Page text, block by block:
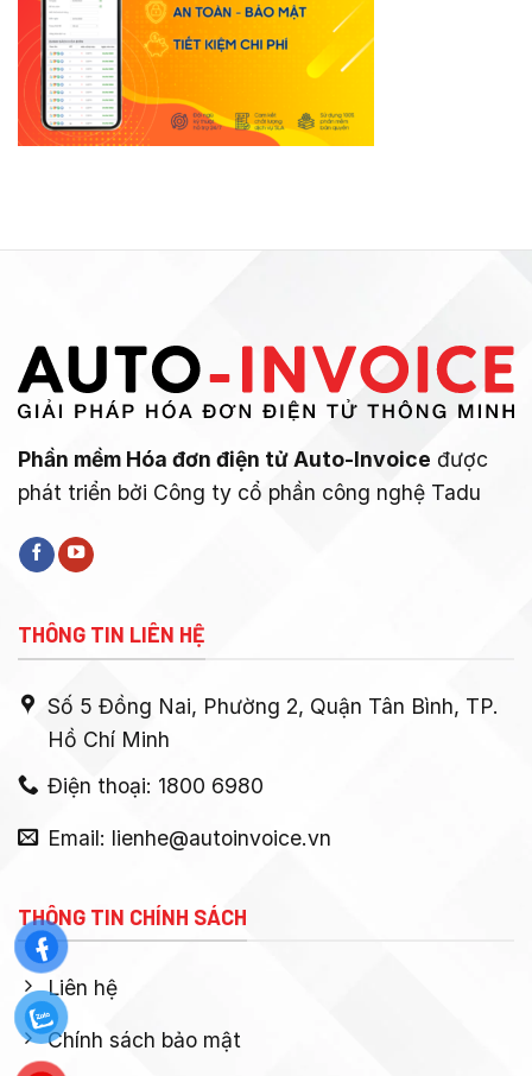
Phần mềm Hóa đơn điện tử Auto-Invoice được
phát triển bởi Công ty cổ phần công nghệ Tadu
THÔNG TIN LIÊN HỆ
Số 5 Đồng Nai, Phường 2, Quận Tân Bình, TP.
Hồ Chí Minh
Điện thoại: 1800 6980
Email: lienhe@autoinvoice.vn
THÔNG TIN CHÍNH SÁCH
Liên hệ
Chính sách bảo mật